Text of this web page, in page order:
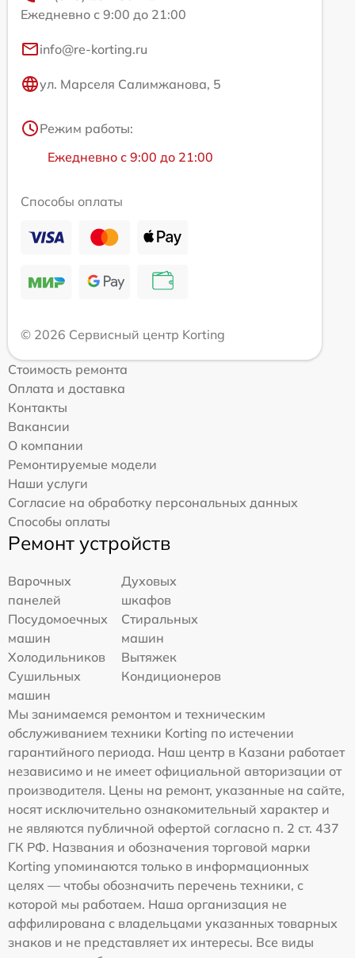
Ежедневно с 9:00 до 21:00
info@re-korting.ru
ул. Марселя Салимжанова, 5
Режим работы:
Ежедневно с 9:00 до 21:00
Способы оплаты
© 2026 Сервисный центр Korting
Стоимость ремонта
Оплата и доставка
Контакты
Вакансии
О компании
Ремонтируемые модели
Наши услуги
Согласие на обработку персональных данных
Способы оплаты
Ремонт устройств
Варочных
панелей
Духовых
шкафов
Посудомоечных
машин
Стиральных
машин
Холодильников
Вытяжек
Сушильных
машин
Кондиционеров
Мы занимаемся ремонтом и техническим
обслуживанием техники Korting по истечении
гарантийного периода. Наш центр в Казани работает
независимо и не имеет официальной авторизации от
производителя. Цены на ремонт, указанные на сайте,
носят исключительно ознакомительный характер и
не являются публичной офертой согласно п. 2 ст. 437
ГК РФ. Названия и обозначения торговой марки
Korting упоминаются только в информационных
целях — чтобы обозначить перечень техники, с
которой мы работаем. Наша организация не
аффилирована с владельцами указанных товарных
знаков и не представляет их интересы. Все виды